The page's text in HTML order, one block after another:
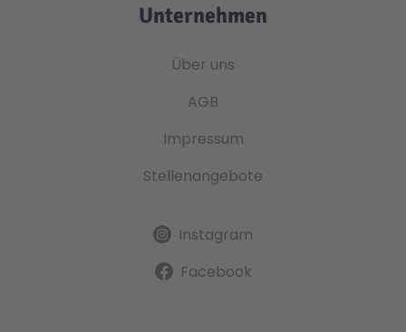
Unternehmen
Über uns
AGB
Impressum
Stellenangebote
Instagram
Facebook